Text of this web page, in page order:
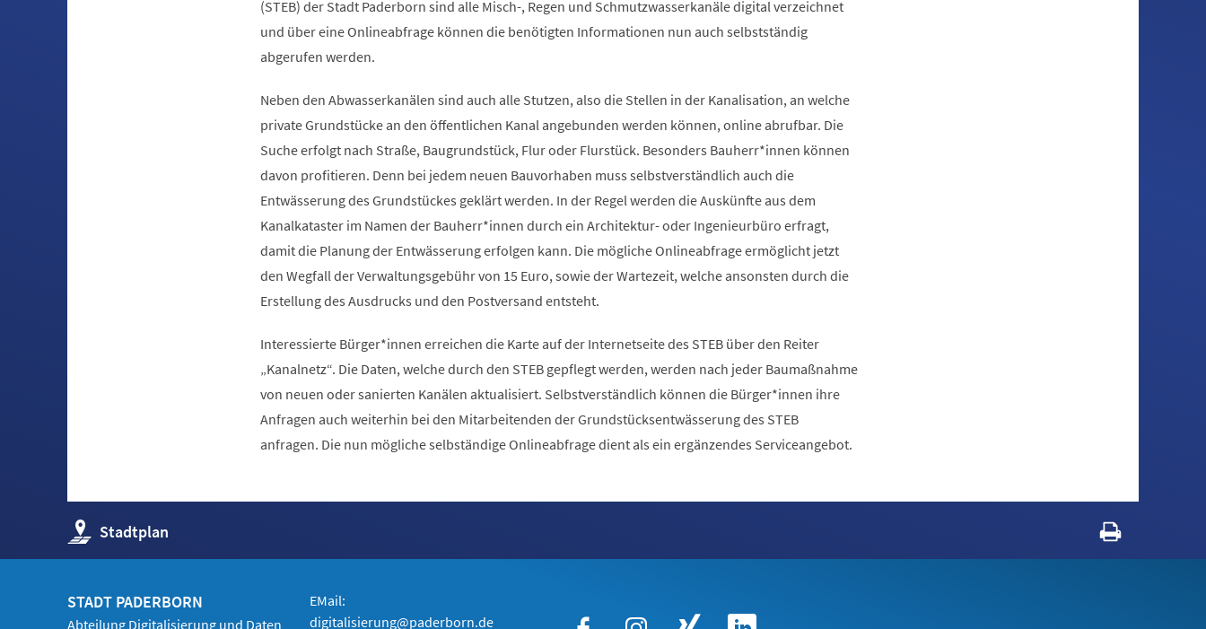
(STEB) der Stadt Paderborn sind alle Misch-, Regen und Schmutzwasserkanäle digital verzeichnet
und über eine Onlineabfrage können die benötigten Informationen nun auch selbstständig
abgerufen werden.
Neben den Abwasserkanälen sind auch alle Stutzen, also die Stellen in der Kanalisation, an welche
private Grundstücke an den öffentlichen Kanal angebunden werden können, online abrufbar. Die
Suche erfolgt nach Straße, Baugrundstück, Flur oder Flurstück. Besonders Bauherr*innen können
davon profitieren. Denn bei jedem neuen Bauvorhaben muss selbstverständlich auch die
Entwässerung des Grundstückes geklärt werden. In der Regel werden die Auskünfte aus dem
Kanalkataster im Namen der Bauherr*innen durch ein Architektur- oder Ingenieurbüro erfragt,
damit die Planung der Entwässerung erfolgen kann. Die mögliche Onlineabfrage ermöglicht jetzt
den Wegfall der Verwaltungsgebühr von 15 Euro, sowie der Wartezeit, welche ansonsten durch die
Erstellung des Ausdrucks und den Postversand entsteht.
Interessierte Bürger*innen erreichen die Karte auf der Internetseite des STEB über den Reiter
„Kanalnetz“. Die Daten, welche durch den STEB gepflegt werden, werden nach jeder Baumaßnahme
von neuen oder sanierten Kanälen aktualisiert. Selbstverständlich können die Bürger*innen ihre
Anfragen auch weiterhin bei den Mitarbeitenden der Grundstücksentwässerung des STEB
anfragen. Die nun mögliche selbständige Onlineabfrage dient als ein ergänzendes Serviceangebot.
Stadtplan
(Öffnet
in
einem
Tab)
STADT PADERBORN
Abteilung Digitalisierung und Daten
EMail:
digitalisierung@paderborn.de